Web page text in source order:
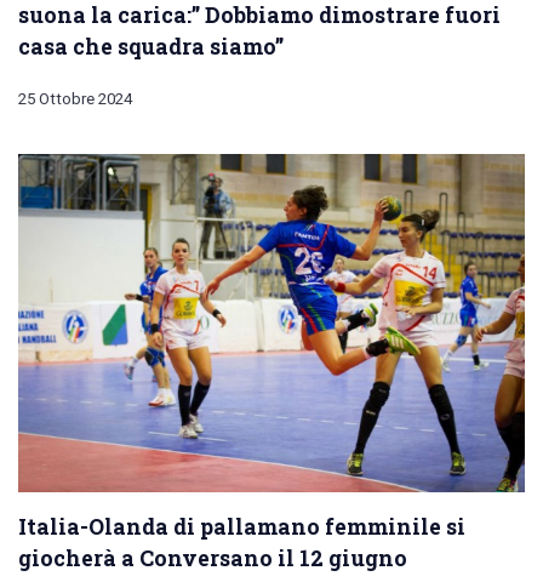
suona la carica:” Dobbiamo dimostrare fuori
casa che squadra siamo”
25 Ottobre 2024
Italia-Olanda di pallamano femminile si
giocherà a Conversano il 12 giugno